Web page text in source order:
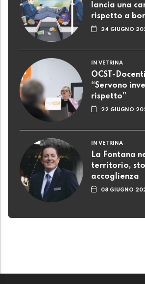
lancia una
rispetto a
24 GIUGNO
IN VETRINA
OCST-
“Servono
rispetto”
22 GIUGNO
IN VETRINA
La Fontana
territorio,
accoglienza
08 GIUGNO